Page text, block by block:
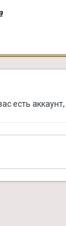
есть аккаунт,